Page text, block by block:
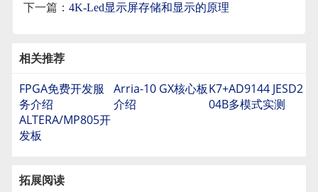
下一篇：4K-Led显示屏存储和显示的原理
相关推荐
FPGA免费开发服
务介绍
Arria-10 GX核心板
介绍
K7+AD9144 JESD2
04B多模式实测
ALTERA/MP805开
发板
拓展阅读